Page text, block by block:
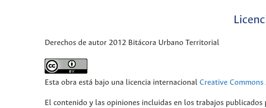
Derechos de autor 2012 Bitácora Urbano Territorial
Esta obra está bajo una licencia internacional Creative
El contenido y las opiniones incluidas en los trabajos publicados